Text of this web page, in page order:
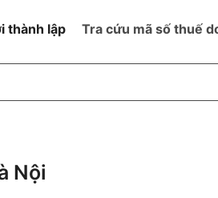
hoạt động nhưng chưa
thành thủ tục đóng MST
thành lập Tra cứu mã số thuế
Nội